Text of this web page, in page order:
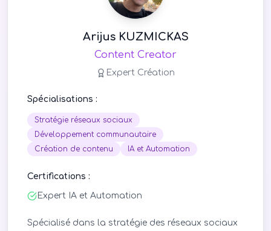
Arijus KUZMICKAS
Content Creator
Expert Création
Spécialisations :
Stratégie réseaux sociaux
Développement communautaire
Création de contenu
IA et Automation
Certifications :
Expert IA et Automation
Spécialisé dans la stratégie des réseaux sociaux